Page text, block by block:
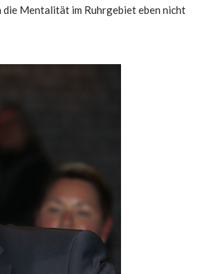
die Mentalität im Ruhrgebiet eben nicht